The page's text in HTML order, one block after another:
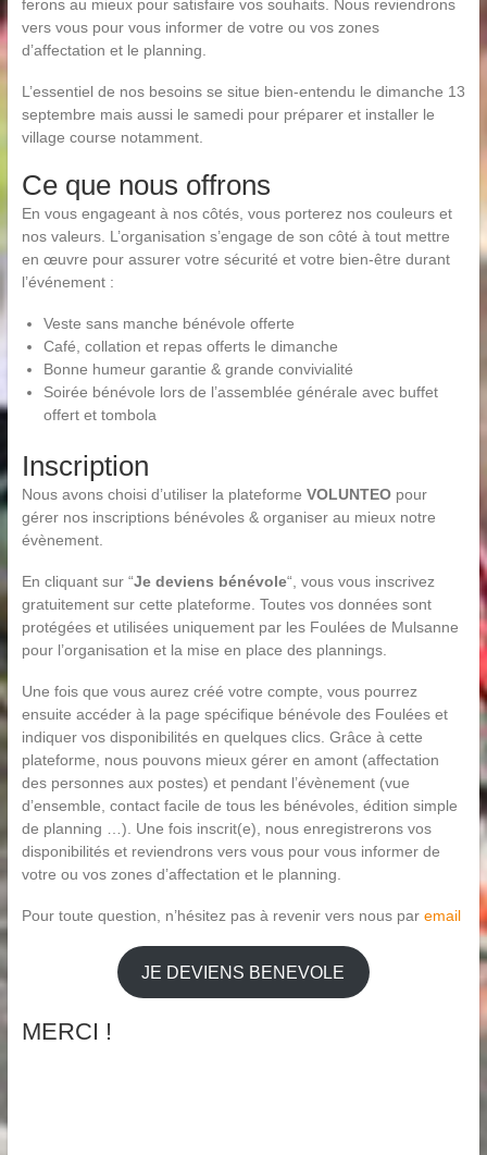
ferons au mieux pour satisfaire vos souhaits. Nous reviendrons
vers vous pour vous informer de votre ou vos zones
d’affectation et le planning.
L’essentiel de nos besoins se situe bien-entendu le dimanche 13
septembre mais aussi le samedi pour préparer et installer le
village course notamment.
Ce que nous offrons
En vous engageant à nos côtés, vous porterez nos couleurs et
nos valeurs. L’organisation s’engage de son côté à tout mettre
en œuvre pour assurer votre sécurité et votre bien-être durant
l’événement :
Veste sans manche bénévole offerte
Café, collation et repas offerts le dimanche
Bonne humeur garantie & grande convivialité
Soirée bénévole lors de l’assemblée générale avec buffet
offert et tombola
Inscription
Nous avons choisi d’utiliser la plateforme VOLUNTEOpour
gérer nos inscriptions bénévoles & organiser au mieux notre
évènement.
En cliquant sur “Je deviens bénévole“, vous vous inscrivez
gratuitement sur cette plateforme. Toutes vos données sont
protégées et utilisées uniquement par les Foulées de Mulsanne
pour l’organisation et la mise en place des plannings.
Une fois que vous aurez créé votre compte, vous pourrez
ensuite accéder à la page spécifique bénévole des Foulées et
indiquer vos disponibilités en quelques clics. Grâce à cette
plateforme, nous pouvons mieux gérer en amont (affectation
des personnes aux postes) et pendant l’évènement (vue
d’ensemble, contact facile de tous les bénévoles, édition simple
de planning …). Une fois inscrit(e), nous enregistrerons vos
disponibilités et reviendrons vers vous pour vous informer de
votre ou vos zones d’affectation et le planning.
Pour toute question, n’hésitez pas à revenir vers nous par email
JE DEVIENS BENEVOLE
MERCI !